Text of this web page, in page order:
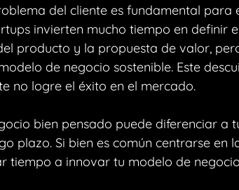
del cliente es fundamental para
invierten mucho tiempo en definir
producto y la propuesta de valor,
de negocio sostenible. Este
no logre el éxito en el mercado.
bien pensado puede diferenciar a
plazo. Si bien es común centrarse en
tiempo a innovar tu modelo de